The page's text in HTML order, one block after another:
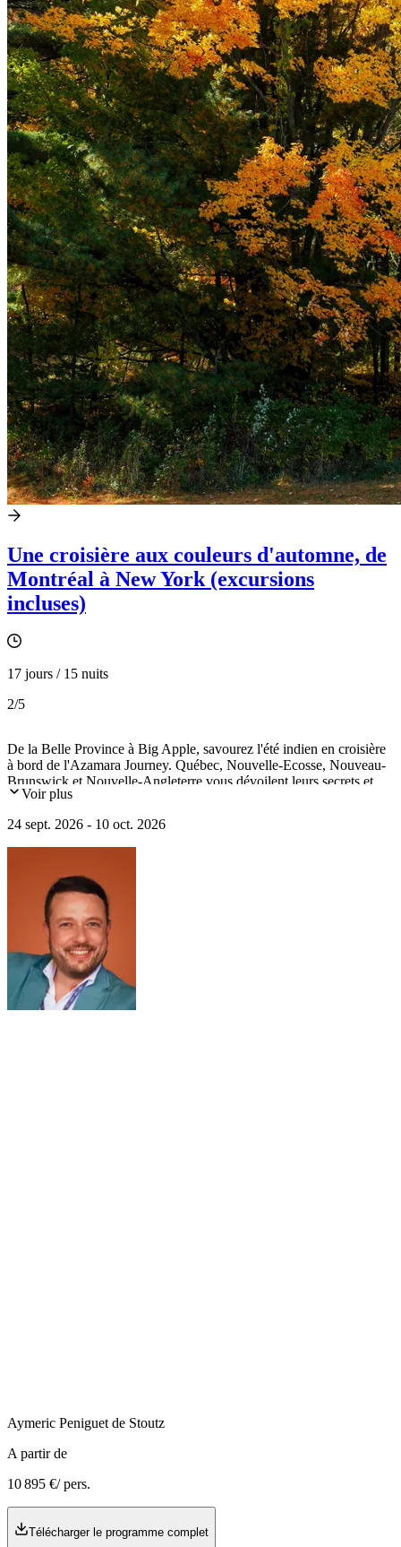
Une croisière aux couleurs d'automne, de
Montréal à New York (excursions
incluses)
17 jours / 15 nuits
2/5
De la Belle Province à Big Apple, savourez l'été indien en croisière
à bord de l'Azamara Journey. Québec, Nouvelle-Ecosse, Nouveau-
Brunswick et Nouvelle-Angleterre vous dévoilent leurs secrets et
traditions au fil de l'eau. Immersion dans la culture Innue et dans la
hydroélectrique Jean-Lesage. Découverte de la baie de Fundy,
Lunenburg, classé à l'UNESCO, Halifax, Martha's Vineyard,
Voir plus
24 sept. 2026 - 10 oct. 2026
Aymeric Peniguet de Stoutz
A partir de
10 895 €/ pers.
Télécharger le programme complet